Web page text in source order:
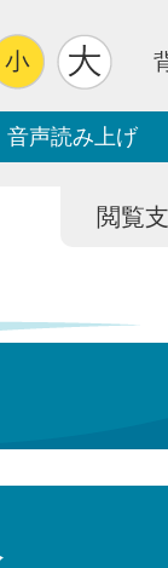
音声読み上げ
閲覧